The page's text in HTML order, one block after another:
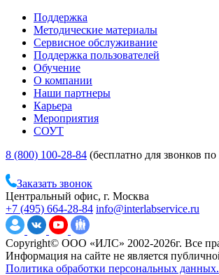
Поддержка
Методические материалы
Сервисное обслуживание
Поддержка пользователей
Обучение
О компании
Наши партнеры
Карьера
Мероприятия
СОУТ
8 (800) 100-28-84 (бесплатно для звонков
Заказать звонок
Центральный офис, г. Москва
+7 (495) 664-28-84 info@interlabservice.ru
Copyright© ООО «ИЛС» 2002-2026г. Все
Информация на сайте не является
Политика обработки персональных данных.